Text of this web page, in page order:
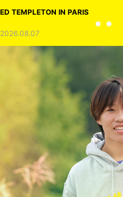
ED TEMPLETON IN PARIS
2026.08.07